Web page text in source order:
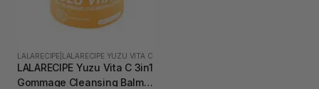
LALARECIPE LALARECIPE YUZU VITA C
LALARECIPE Yuzu Vita C 3in1
Gommage Cleansing Balm